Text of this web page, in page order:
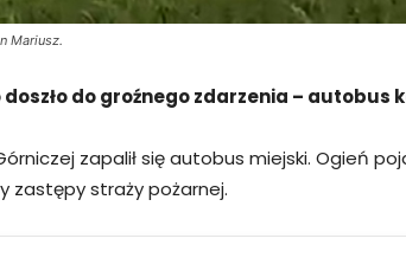
Mariusz.
do groźnego zdarzenia – autobus
zapalił się autobus miejski. Ogień
zastępy straży pożarnej.